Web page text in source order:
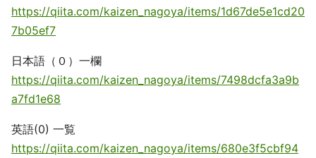
https://qiita.com/kaizen_nagoya/items/1d67de5e1cd20
7b05ef7
日本語（０）一欄
https://qiita.com/kaizen_nagoya/items/7498dcfa3a9b
a7fd1e68
英語(0) 一覧
https://qiita.com/kaizen_nagoya/items/680e3f5cbf94